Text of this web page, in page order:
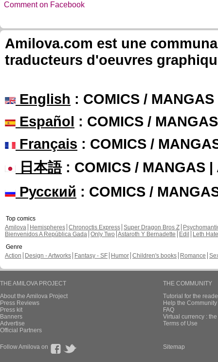
Comment on Facebook
Amilova.com est une
traducteurs d'oeuvres
English : COMICS /
Español : COMICS /
Français : COMICS /
日本語: COMICS / MANGAS |
Русский : COMICS /
Top comics
Amilova
Hemispheres Chronoctis Express Super Dragon Bros Z
Bienvenidos A República Gada Only Two Astaroth Y Bernadette Edil
Leth Hate
Genre
Action
Design - Artworks Fantasy - SF Humor Children's books Romance
THE AMILOVA PROJECT
About the Amilova Project
Press Reviews
Press kit
Banners
Advertise
Official Partners
THE COMMUNITY
Tutorial for the
Help the
FAQ
Virtual currency :
Terms of Use
Follow Amilova on Sitemap